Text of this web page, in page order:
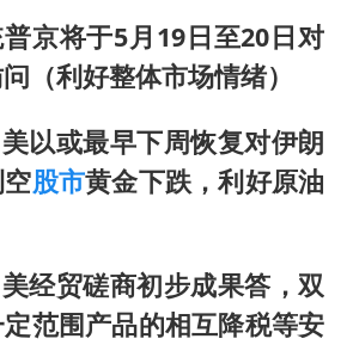
京将于5月19日至20日对
（利好整体市场情绪）
以或最早下周恢复对伊朗
股市黄金下跌，利好原油
经贸磋商初步成果答，双
范围产品的相互降税等安